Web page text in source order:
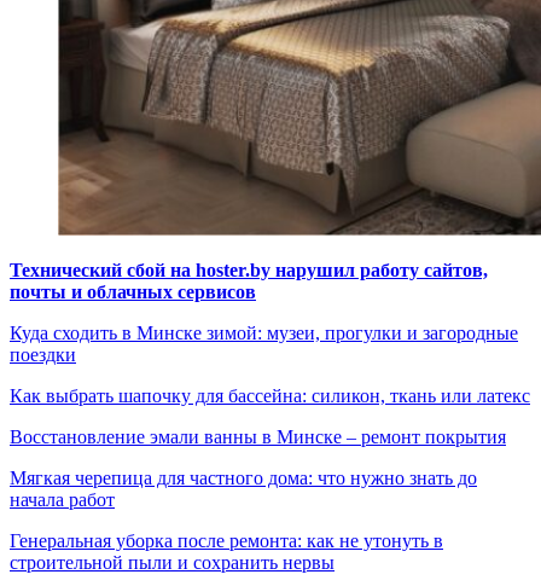
Технический сбой на hoster.by нарушил работу сайтов,
почты и облачных сервисов
Куда сходить в Минске зимой: музеи, прогулки и загородные
поездки
Как выбрать шапочку для бассейна: силикон, ткань или латекс
Восстановление эмали ванны в Минске – ремонт покрытия
Мягкая черепица для частного дома: что нужно знать до
начала работ
Генеральная уборка после ремонта: как не утонуть в
строительной пыли и сохранить нервы